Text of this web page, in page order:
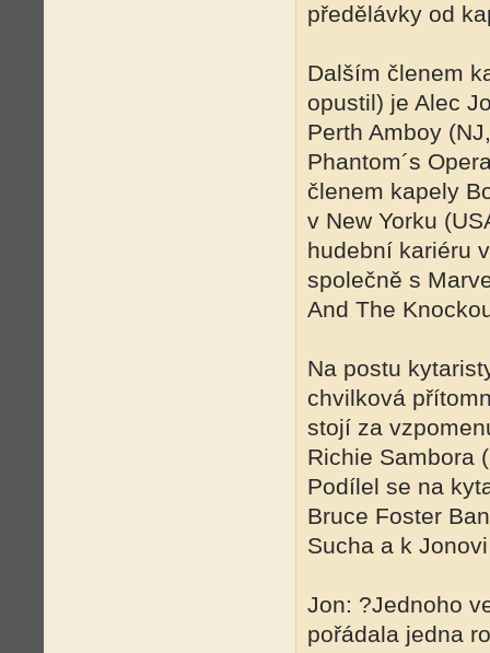
předělávky od
Dalším členem
opustil) je Alec
Perth Amboy
Phantom´s
členem kapely
v New Yorku
hudební kariéru
společně s
And The
Na postu
chvilková
stojí za
Richie Sambora
Podílel se na
Bruce Foster
Sucha a k
Jon: ?Jednoho
pořádala jedna